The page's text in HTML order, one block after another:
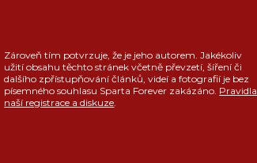
Zároveň tím potvrzuje, že je jeho autorem. Jakékoliv
užití obsahu těchto stránek včetně převzetí, šíření či
dalšího zpřístupňování článků, videí a fotografií je bez
písemného souhlasu Sparta Forever zakázáno. Pravidla
naší registrace a diskuze